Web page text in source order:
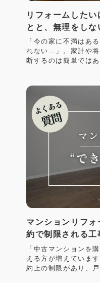
リフォームした
とと、無理をしな
「今の家に不満はあ
れない…」。家計や
断するのは簡単では
マンションリフ
約で制限される
「中古マンションを
える方が増えていま
約上の制限があり、